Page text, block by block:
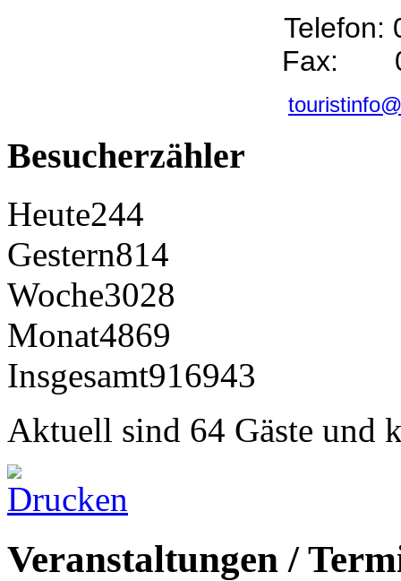
Telefon:
Fax:
Besucherzähler
Heute244
Gestern814
Woche3028
Monat4869
Insgesamt916943
Aktuell sind 64 Gäste und
Veranstaltungen /